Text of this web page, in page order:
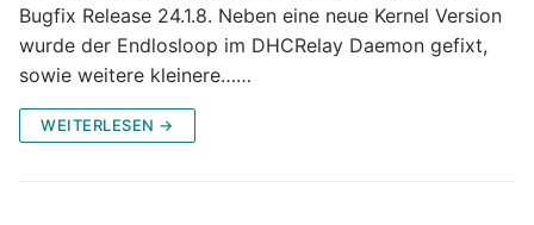
Bugfix Release 24.1.8. Neben eine neue Kernel Version
wurde der Endlosloop im DHCRelay Daemon gefixt,
sowie weitere kleinere……
WEITERLESEN →